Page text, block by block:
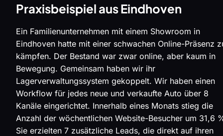
Praxisbeispiel aus Eindhoven
Ein Familienunternehmen mit einem Showroom in
Eindhoven hatte mit einer schwachen Online-Präsenz
kämpfen. Der Bestand war zwar online, aber kaum in
Bewegung. Gemeinsam haben wir ihr
Lagerverwaltungssystem gekoppelt. Wir haben einen
Workflow für jedes neue und verkaufte Auto über 8
Kanäle eingerichtet. Innerhalb eines Monats stieg die
Anzahl der wöchentlichen Website-Besucher um 31,6
Sie erzielten 7 zusätzliche Leads, die direkt auf ihren